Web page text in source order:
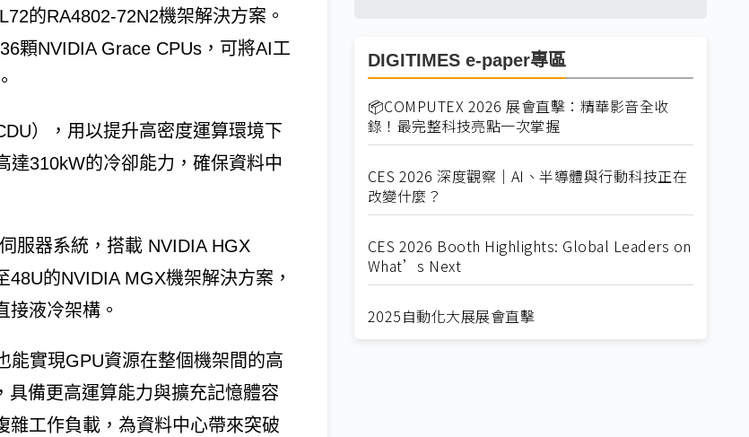
的RA4802-72N2機架解決方案。
顆NVIDIA Grace CPUs，可將AI工
），用以提升高密度運算環境下
達310kW的冷卻能力，確保資料中
服器系統，搭載 NVIDIA HGX
的NVIDIA MGX機架解決方案，
接液冷架構。
能實現GPU資源在整個機架間的高
具備更高運算能力與擴充記憶體容
雜工作負載，為資料中心帶來突破
DIGITIMES e-paper專區
📦COMPUTEX 2026 展會直擊：精華影音全收
錄！最完整科技亮點一次掌握
CES 2026 深度觀察｜AI、半導體與行動科技正在
改變什麼？
CES 2026 Booth Highlights: Global Leaders on
What’s Next
2025自動化大展展會直擊